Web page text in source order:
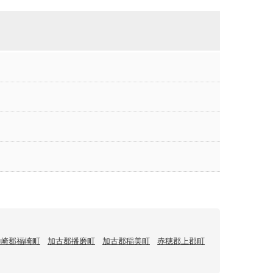
郡福崎町 加古郡播磨町 加古郡稲美町 赤穂郡上郡町